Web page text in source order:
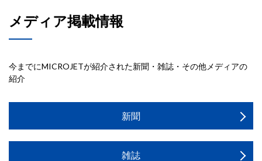
メディア掲載情報
今までにMICROJETが紹介された新聞・雑誌・その他メディアの
紹介
新聞
雑誌